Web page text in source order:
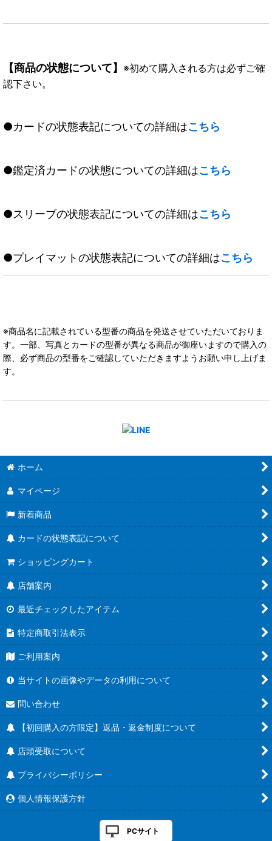
【商品の状態について】 ※初めて購入される方は必ずご確
認下さい。
●カードの状態表記についての詳細はこちら
●鑑定済カードの状態についての詳細はこちら
●スリーブの状態表記についての詳細はこちら
●プレイマットの状態表記についての詳細はこちら
※商品名に記載されている型番の商品を発送させていただいておりま
す。一部、写真とカードの型番が異なる商品が御座いますので購入の
際、必ず商品の型番をご確認していただきますようお願い申し上げま
す。
ホーム
マイページ
新着商品
カードの状態表記について
ショッピングカート
店舗案内
最近チェックしたアイテム
特定商取引法表示
ご利用案内
当サイトの画像やデータの利用について
問い合わせ
【初回購入の方限定】返品・返金制度について
店頭受取について
プライバシーポリシー
個人情報保護方針
PCサイト